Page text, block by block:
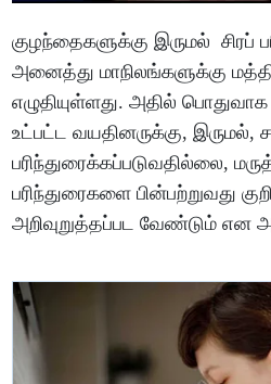
குழந்தைகளுக்கு இருமல் சிரப்
அனைத்து மாநிலங்களுக்கு
எழுதியுள்ளது. அதில்
உட்பட்ட வயதினருக்கு, இருமல்,
பரிந்துரைக்கப்படுவதில்லை,
பரிந்துரைகளை பின்பற்றுவது
அறிவுறுத்தப்பட வேண்டும் என